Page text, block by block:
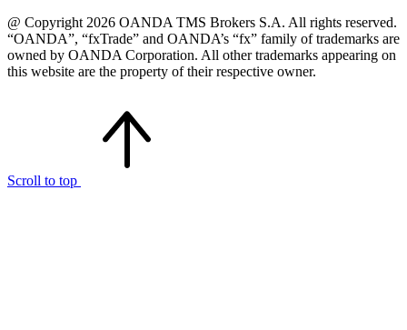
@ Copyright 2026 OANDA TMS Brokers S.A. All rights reserved.
“OANDA”, “fxTrade” and OANDA’s “fx” family of trademarks are
owned by OANDA Corporation. All other trademarks appearing on
this website are the property of their respective owner.
Scroll to top